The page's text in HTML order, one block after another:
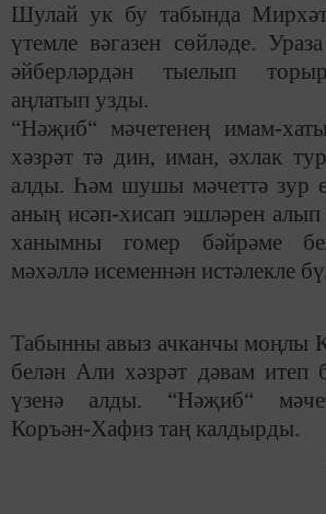
Шулай ук бу табында Мирхәт
үтемле вәгазен сөйләде.
әйберләрдән тыелып
аңлатып узды.
“Нәҗиб“ мәчетенең имам-
хәзрәт тә дин, иман, әхлак
алды. Һәм шушы мәчеттә зур
аның исәп-хисап эшләрен
ханымны гомер бәйрәме
мәхәллә исеменнән истәлекле
Табынны авыз ачканчы моңлы
белән Али хәзрәт дәвам итеп
үзенә алды. “Нәҗиб“
Коръән-Хафиз таң калдырды.